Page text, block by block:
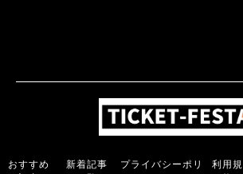
おすすめ
新着記事
プライバシーポリ
利用規